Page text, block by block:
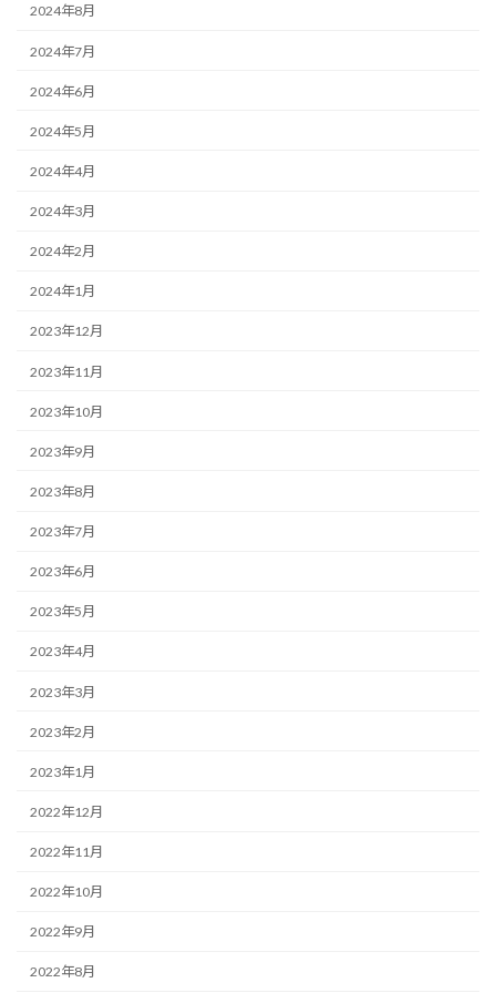
2024年8月
2024年7月
2024年6月
2024年5月
2024年4月
2024年3月
2024年2月
2024年1月
2023年12月
2023年11月
2023年10月
2023年9月
2023年8月
2023年7月
2023年6月
2023年5月
2023年4月
2023年3月
2023年2月
2023年1月
2022年12月
2022年11月
2022年10月
2022年9月
2022年8月